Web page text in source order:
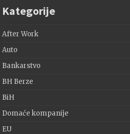
Kategorije
After Work
Auto
Bankarstvo
BH Berze
BiH
Domaće kompanije
EU